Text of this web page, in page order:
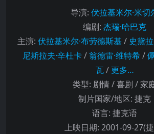
导演: 伏拉基米尔·米切
编剧: 杰瑞·哈巴克
主演: 伏拉基米尔·布劳德斯基 / 史黛
尼斯拉夫·辛杜卡/翁德雷·维特希/
瓦/更多…
类型: 剧情 / 喜剧 / 家
制片国家/地区: 捷克
语言: 捷克语
上映日期: 2001-09-27(